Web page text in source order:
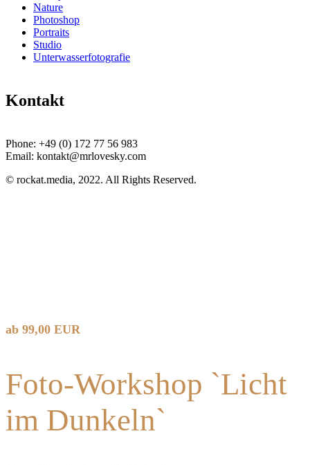
Nature
Photoshop
Portraits
Studio
Unterwasserfotografie
Kontakt
Phone: +49 (0) 172 77 56 983
Email: kontakt@mrlovesky.com
© rockat.media, 2022. All Rights Reserved.
ab 99,00 EUR
Foto-Workshop `Licht
im Dunkeln`